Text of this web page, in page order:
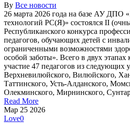
By Все новости
26 марта 2026 года на базе АУ ДПО
технологий РС(Я)» состоялся II
Республиканского конкурса
педагогов, обучающих детей с
ограниченными возможностями
особой заботы». Всего в двух этапах
участие 47 педагогов из следующих
Верхневилюйского, Вилюйского,
Таттинского, Усть-Алданского,
Олекминского, Мирнинского,
Read More
Мар 25 2026
Love0